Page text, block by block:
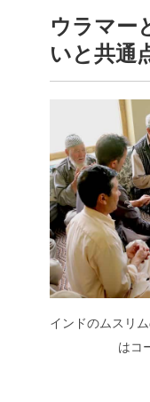
ウラマー
いと共通
インドのムスリ
はコ